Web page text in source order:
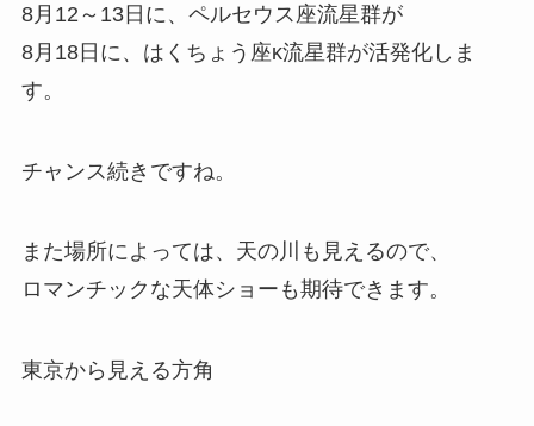
8月12～13日に、ペルセウス座流星群が
8月18日に、はくちょう座κ流星群が活発化しま
す。
チャンス続きですね。
また場所によっては、天の川も見えるので、
ロマンチックな天体ショーも期待できます。
東京から見える方角